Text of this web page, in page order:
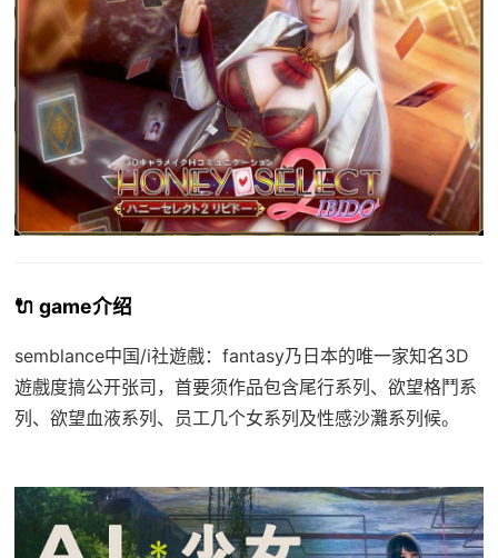
🔌 game介绍
semblance中国/i社遊戲：fantasy乃日本的唯一家知名3D
遊戲度搞公开张司，首要须作品包含尾行系列、欲望格鬥系
列、欲望血液系列、员工几个女系列及性感沙灘系列候。